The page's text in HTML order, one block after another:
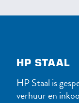
HP STAAL
HP Staal is
verhuur en